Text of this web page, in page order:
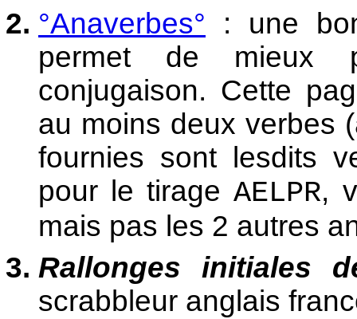
°Anaverbes° : une
permet de mieux
conjugaison. Cette
au moins deux verbes
fournies sont lesdits
pour le tirageAELPR,
mais pas les 2 autres
Rallonges initiales
scrabbleur anglais